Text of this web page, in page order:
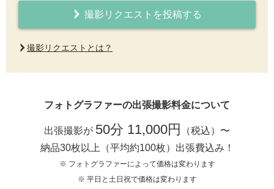
撮影リクエストを投稿する
撮影リクエストとは？
フォトグラファーの出張撮影料金について
出張撮影が 50分 11,000円
（税込）〜
納品30枚以上（平均約100枚）出張費込み！
※ フォトグラファーによって価格は変わります
※ 平日と土日祝で価格は変わります